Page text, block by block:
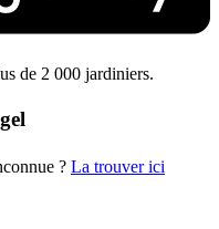
de 2 000 jardiniers.
? La trouver ici